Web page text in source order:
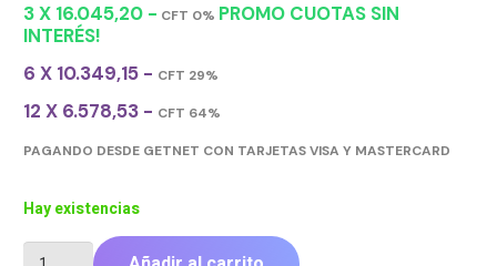
3 X 16.045,20 - CFT 0% PROMO CUOTAS SIN
INTERÉS!
6 X 10.349,15 - CFT 29%
12 X 6.578,53 - CFT 64%
PAGANDO DESDE GETNET CON TARJETAS VISA Y MASTERCARD
Hay existencias
PARLANTE